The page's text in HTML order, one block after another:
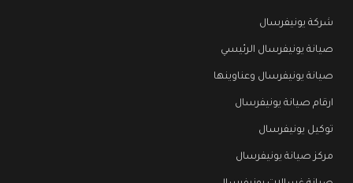
شركة يونيفرسال
صيانة يونيفرسال الرئيسي
صيانة يونيفرسال وعناوينها
ارقام صيانة يونيفرسال
توكيل يونيفرسال
مركز صيانة يونيفرسال